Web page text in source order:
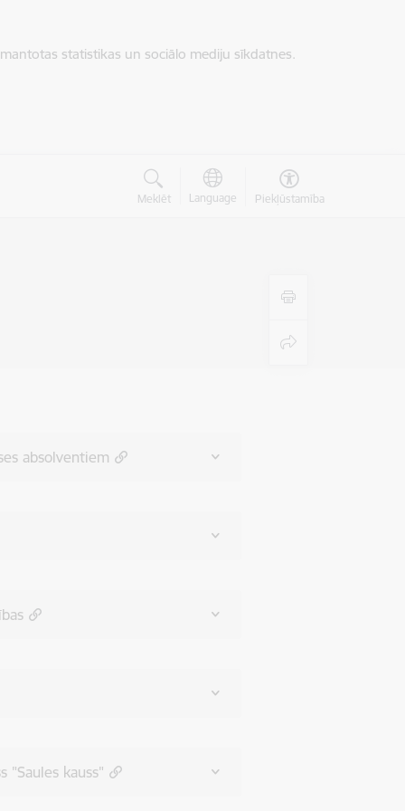
statistikas un sociālo mediju sīkdatnes.
Meklēt Language Piekļūstamība
absolventiem
"Saules kauss"